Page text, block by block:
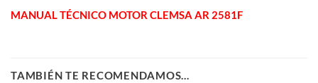
MANUAL TÉCNICO MOTOR CLEMSA AR 2581F
TAMBIÉN TE RECOMENDAMOS…